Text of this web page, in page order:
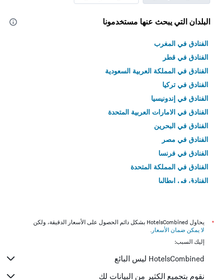
البلدان التي يبحث عنها مستخدمونا
الفنادق في المغرب
الفنادق في قطر
الفنادق في المملكة العربية السعودية
الفنادق في تركيا
الفنادق في إندونيسيا
الفنادق في الامارات العربية المتحدة
الفنادق في البحرين
الفنادق في مصر
الفنادق في فرنسا
الفنادق في المملكة المتحدة
الفنادق في إيطاليا
*
يحاول HotelsCombined بشكل دائم الحصول على الأسعار الدقيقة، ولكن
لا يمكن ضمان الأسعار .
إليك السبب:
HotelsCombined ليس البائع
نقوم بتجميع الكثير من البيانات لك